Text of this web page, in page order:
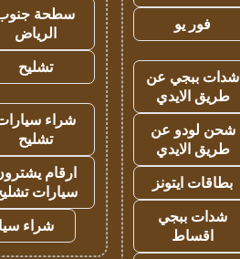
فور يو
شدات ببجي عن
طريق الايدي
شحن لودو عن
طريق الايدي
بطاقات ايتونز
شدات ببجي
اقساط
سطحة
الرياض
تشليح
شراء
تشليح
ارقام
سيارات
شراء